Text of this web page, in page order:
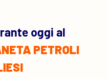
oggi al
PETROLI